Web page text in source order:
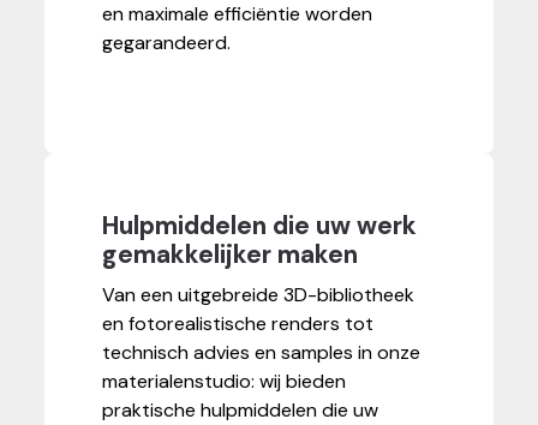
en maximale efficiëntie worden
gegarandeerd.
Hulpmiddelen die uw werk
gemakkelijker maken
Van een uitgebreide 3D-bibliotheek
en fotorealistische renders tot
technisch advies en samples in onze
materialenstudio: wij bieden
praktische hulpmiddelen die uw